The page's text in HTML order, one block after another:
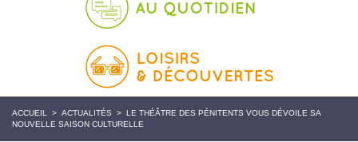
ACCUEIL > ACTUALITÉS > LE THÉÂTRE DES PÉNITENTS VOUS DÉVOILE SA
NOUVELLE SAISON CULTURELLE